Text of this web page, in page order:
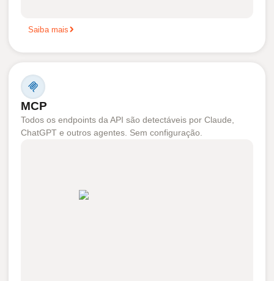
Saiba mais
MCP
Todos os endpoints da API são detectáveis por Claude,
ChatGPT e outros agentes. Sem configuração.